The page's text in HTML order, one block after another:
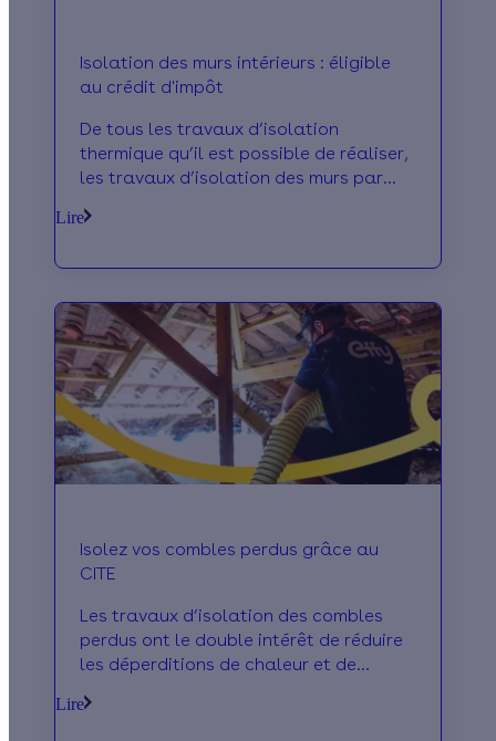
Isolation des murs intérieurs : éligible
au crédit d'impôt
De tous les travaux d’isolation
thermique qu’il est possible de réaliser,
les travaux d’isolation des murs par
des plus
Lire
Isolez vos combles perdus grâce au
CITE
Les travaux d’isolation des combles
perdus ont le double intérêt de réduire
les déperditions de chaleur et de
d’impôt écologiq
Lire